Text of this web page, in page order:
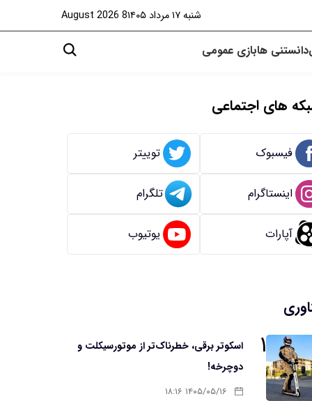
شنبه ۱۷ مرداد ۱۴۰۵ 8 August 2026
دانستنی هابازی عمومی
های اجتماعی
فیسبوک توییتر
اینستاگرام تلگرام
آپارات یوتیوب
۱
اسکوتر برقی، خطرناک‌تر از موتورسیکلت و
دوچرخه!
۱۴۰۵/۰۵/۱۶ ۱۸:۱۶